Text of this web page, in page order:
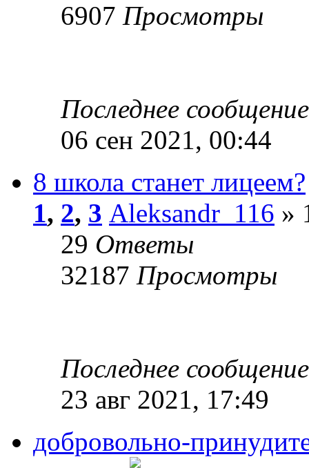
6907 Просмотры
Последнее
06 сен 2021, 00:44
8 школа станет лицеем?
1, 2, 3 Aleksandr_116 »
29 Ответы
32187 Просмотры
Последнее
23 авг 2021, 17:49
добровольно-